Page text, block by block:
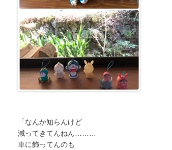
「なんか知らんけど
減ってきてんねん………
車に飾ってんのも